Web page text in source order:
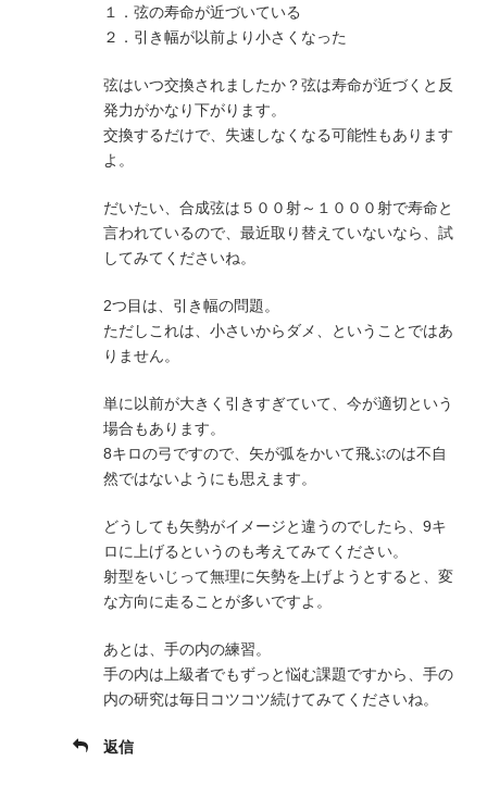
１．弦の寿命が近づいている
２．引き幅が以前より小さくなった
弦はいつ交換されましたか？弦は寿命が近づくと反
発力がかなり下がります。
交換するだけで、失速しなくなる可能性もあります
よ。
だいたい、合成弦は５００射～１０００射で寿命と
言われているので、最近取り替えていないなら、試
してみてくださいね。
2つ目は、引き幅の問題。
ただしこれは、小さいからダメ、ということではあ
りません。
単に以前が大きく引きすぎていて、今が適切という
場合もあります。
8キロの弓ですので、矢が弧をかいて飛ぶのは不自
然ではないようにも思えます。
どうしても矢勢がイメージと違うのでしたら、9キ
ロに上げるというのも考えてみてください。
射型をいじって無理に矢勢を上げようとすると、変
な方向に走ることが多いですよ。
あとは、手の内の練習。
手の内は上級者でもずっと悩む課題ですから、手の
内の研究は毎日コツコツ続けてみてくださいね。
返信